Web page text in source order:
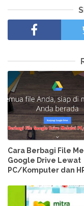
Cara Berbagi File
Google Drive Lewat
PC/Komputer dan